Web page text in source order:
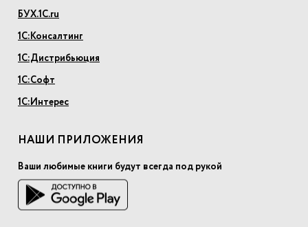
БУХ.1С.ru
1С:Консалтинг
1С:Дистрибьюция
1С:Софт
1С:Интерес
НАШИ ПРИЛОЖЕНИЯ
Ваши любимые книги будут всегда под рукой